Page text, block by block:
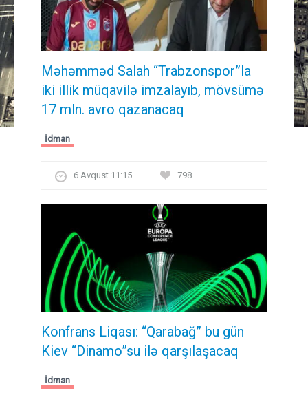
Məhəmməd Salah “Trabzonspor”la
iki illik müqavilə imzalayıb, mövsümə
17 mln. avro qazanacaq
İdman
6 Avqust 11:15 798
Konfrans Liqası: “Qarabağ” bu gün
Kiev “Dinamo”su ilə qarşılaşacaq
İdman